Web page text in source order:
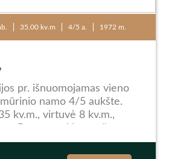
35.00 kv.m 4/5 a. 1972 m.
pr. išnuomojamas vieno
namo 4/5 aukšte.
kv.m., virtuvė 8 kv.m.,
grindų danga, plastikiniai